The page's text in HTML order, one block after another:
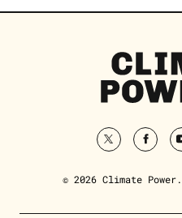
Climate
Power
twitter
© 2026 Climate